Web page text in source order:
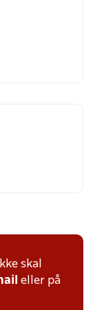
skal
eller på